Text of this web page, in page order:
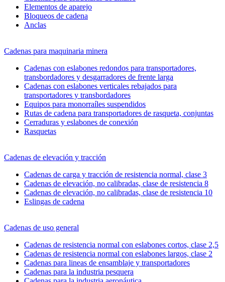
Elementos de aparejo
Bloqueos de cadena
Anclas
Cadenas para maquinaria minera
Cadenas con eslabones redondos para transportadores,
transbordadores y desgarradores de frente larga
Cadenas con eslabones verticales rebajados para
transportadores y transbordadores
Equipos para monorraíles suspendidos
Rutas de cadena para transportadores de rasqueta, conjuntas
Cerraduras y eslabones de conexión
Rasquetas
Cadenas de elevación y tracción
Cadenas de carga y tracción de resistencia normal, clase 3
Cadenas de elevación, no calibradas, clase de resistencia 8
Cadenas de elevación, no calibradas, clase de resistencia 10
Eslingas de cadena
Cadenas de uso general
Cadenas de resistencia normal con eslabones cortos, clase 2,5
Cadenas de resistencia normal con eslabones largos, clase 2
Cadenas para lineas de ensamblaje y transportadores
Cadenas para la industria pesquera